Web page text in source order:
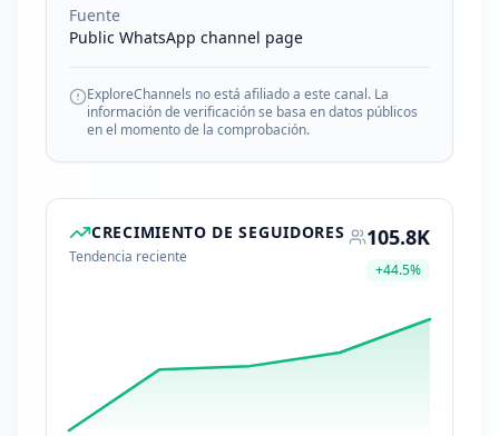
Fuente
Public WhatsApp channel page
ExploreChannels no está afiliado a este canal. La
información de verificación se basa en datos públicos
en el momento de la comprobación.
CRECIMIENTO DE SEGUIDORES
Tendencia reciente
105.8K
+44.5%